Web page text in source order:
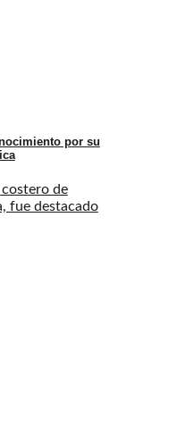
por su
de
fue destacado